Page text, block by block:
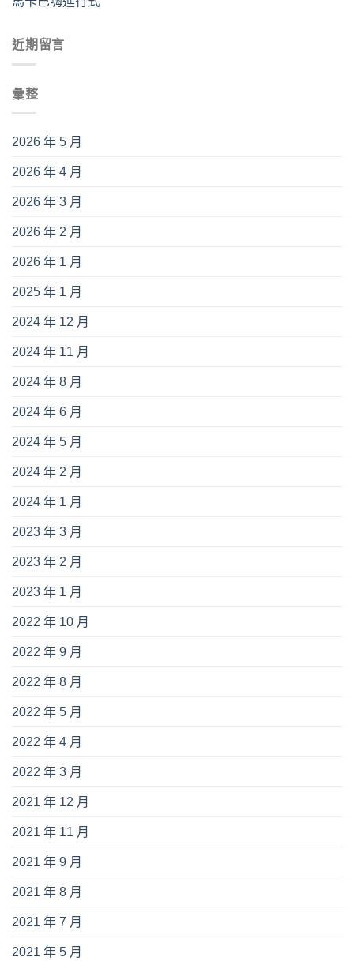
近期留言
彙整
2026 年 5 月
2026 年 4 月
2026 年 3 月
2026 年 2 月
2026 年 1 月
2025 年 1 月
2024 年 12 月
2024 年 11 月
2024 年 8 月
2024 年 6 月
2024 年 5 月
2024 年 2 月
2024 年 1 月
2023 年 3 月
2023 年 2 月
2023 年 1 月
2022 年 10 月
2022 年 9 月
2022 年 8 月
2022 年 5 月
2022 年 4 月
2022 年 3 月
2021 年 12 月
2021 年 11 月
2021 年 9 月
2021 年 8 月
2021 年 7 月
2021 年 5 月